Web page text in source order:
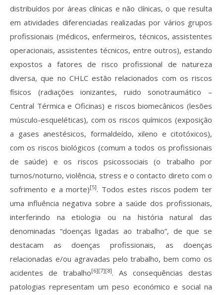
distribuídos por áreas clínicas e não clínicas, o que resulta
em atividades diferenciadas realizadas por vários grupos
profissionais (médicos, enfermeiros, técnicos, assistentes
operacionais, assistentes técnicos, entre outros), estando
expostos a fatores de risco profissional de natureza
diversa, que no CHLC estão relacionados com os riscos
físicos (radiações ionizantes, ruido sonotraumático –
Central Térmica e Oficinas) e riscos biomecânicos (lesões
músculo-esqueléticas), com os riscos químicos (exposição
a gases anestésicos, formaldeído, xileno e citotóxicos),
com os riscos biológicos (comum a todos os profissionais
de saúde) e os riscos psicossociais (o trabalho por
turnos/noturno, violência, stress e o contacto direto com o
sofrimento e a morte)[5]. Todos estes riscos podem ter
uma influência negativa sobre a saúde dos profissionais,
interferindo na etiologia ou na história natural das
denominadas “doenças ligadas ao trabalho”, de que se
destacam as doenças profissionais, as doenças
relacionadas e/ou agravadas pelo trabalho, bem como os
acidentes de trabalho[6][7][8]. As consequências destas
patologias representam um peso económico e social na